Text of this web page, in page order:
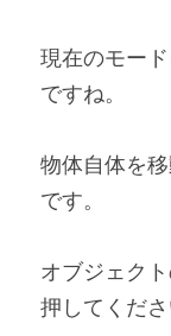
現在のモー
ですね。
物体自体を
です。
オブジェク
押してくださ